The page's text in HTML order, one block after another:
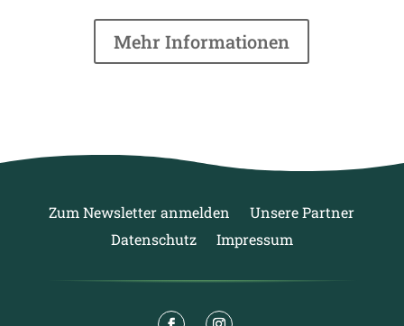
Mehr Informationen
Zum Newsletter anmelden
Unsere Partner
Datenschutz
Impressum